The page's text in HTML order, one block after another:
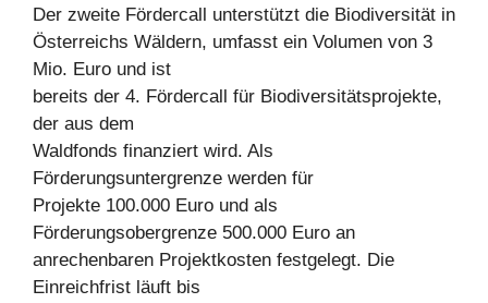
Der zweite Fördercall unterstützt die Biodiversität in
Österreichs Wäldern, umfasst ein Volumen von 3
Mio. Euro und ist
bereits der 4. Fördercall für Biodiversitätsprojekte,
der aus dem
Waldfonds finanziert wird. Als
Förderungsuntergrenze werden für
Projekte 100.000 Euro und als
Förderungsobergrenze 500.000 Euro an
anrechenbaren Projektkosten festgelegt. Die
Einreichfrist läuft bis